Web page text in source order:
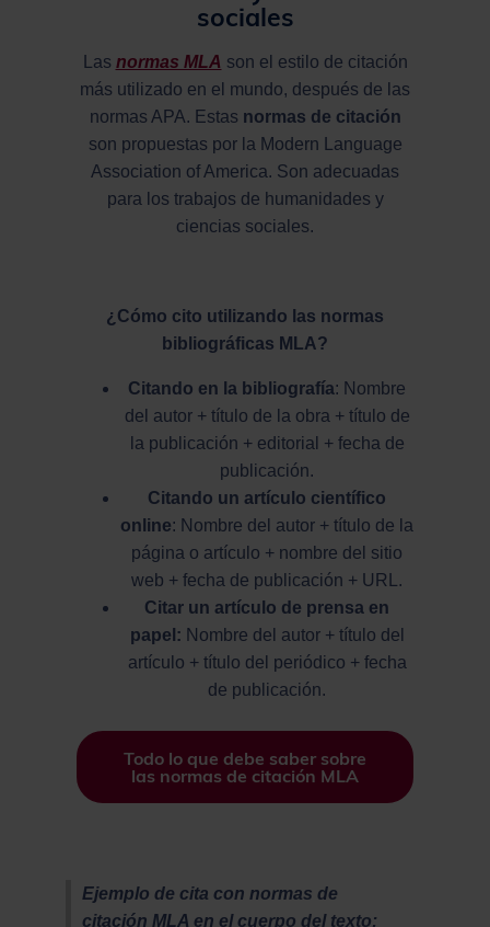
sociales
Las normas MLA son el estilo de citación
más utilizado en el mundo, después de las
normas APA. Estas normas de citación
son propuestas por la Modern Language
Association of America. Son adecuadas
para los trabajos de humanidades y
ciencias sociales.
¿Cómo cito utilizando las normas
bibliográficas MLA?
Citando en la bibliografía: Nombre
del autor + título de la obra + título de
la publicación + editorial + fecha de
publicación.
Citando un artículo científico
online: Nombre del autor + título de la
página o artículo + nombre del sitio
web + fecha de publicación + URL.
Citar un artículo de prensa en
papel: Nombre del autor + título del
artículo + título del periódico + fecha
de publicación.
Todo lo que debe saber sobre
las normas de citación MLA
Ejemplo de cita con normas de
citación MLA en el cuerpo del texto: